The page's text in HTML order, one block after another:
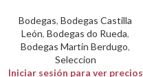
Bodegas, Bodegas Castilla
León, Bodegas do Rueda,
Bodegas Martin Berdugo,
Seleccion
Iniciar sesión para ver precios